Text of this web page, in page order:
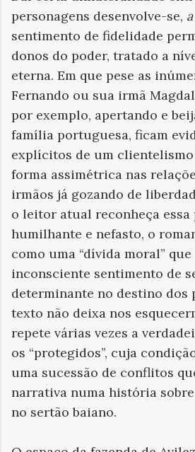
personagens desenvolve-se,
sentimento de fidelidade
donos do poder, tratado a
eterna. Em que pese as
Fernando ou sua irmã
por exemplo, apertando e
família portuguesa, ficam
explícitos de um clientelismo
forma assimétrica nas
irmãos já gozando de
o leitor atual reconheça essa
humilhante e nefasto, o
como uma “dívida moral”
inconsciente sentimento de
determinante no destino dos
texto não deixa nos
repete várias vezes a
os “protegidos”, cuja
uma sucessão de conflitos
narrativa numa história
no sertão baiano.